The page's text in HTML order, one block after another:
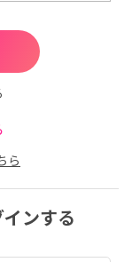
ら
ンする